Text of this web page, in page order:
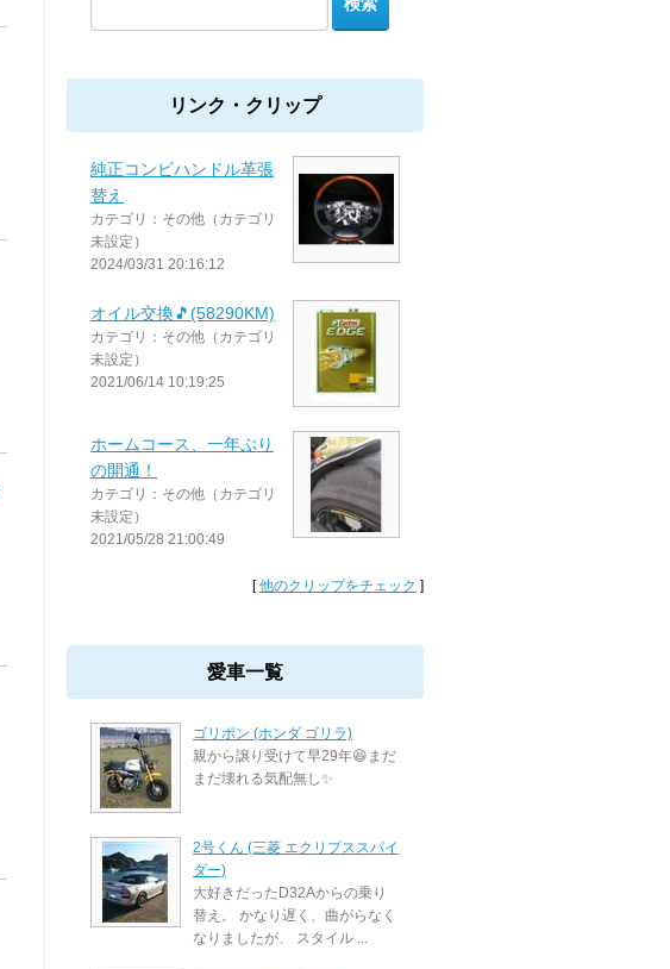
リンク・クリップ
純正コンビハンドル革張
替え
カテゴリ：その他（カテゴリ
未設定）
2024/03/31 20:16:12
オイル交換🎵(58290KM)
カテゴリ：その他（カテゴリ
未設定）
2021/06/14 10:19:25
ホームコース、一年ぶり
の開通！
カテゴリ：その他（カテゴリ
未設定）
2021/05/28 21:00:49
[他のクリップをチェック ]
愛車一覧
ゴリポン (ホンダ ゴリラ)
親から譲り受けて早29年😆まだ
まだ壊れる気配無し✨
2号くん (三菱 エクリプススパイ
ダー)
大好きだったD32Aからの乗り
替え。 かなり遅く、曲がらなく
なりましたが、 スタイル ...